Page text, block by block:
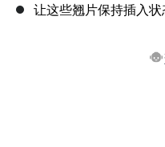
让这些翘片保持插入状